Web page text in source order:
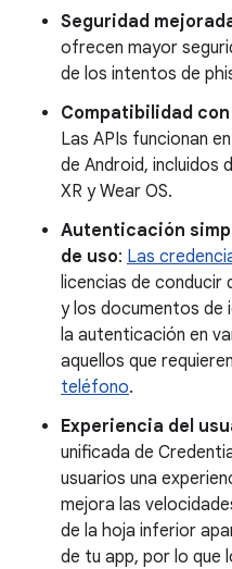
Seguridad
ofrecen mayor
de los intentos de
Compatibilidad
Las APIs funcionan
de Android, incluidos
XR y Wear OS.
Autenticación
de uso: Las
licencias de
y los documentos de
la autenticación en
aquellos que requieren
teléfono.
Experiencia del
unificada de
usuarios una
mejora las
de la hoja inferior
de tu app, por lo que